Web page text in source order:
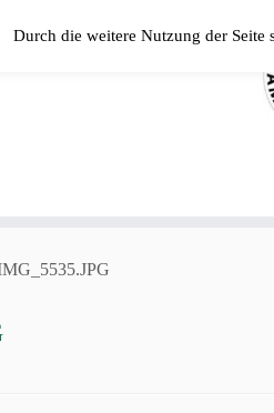
Durch die weitere Nutzung der Seite